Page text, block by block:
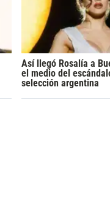
Así llegó Rosalía a
el medio del
selección argentina